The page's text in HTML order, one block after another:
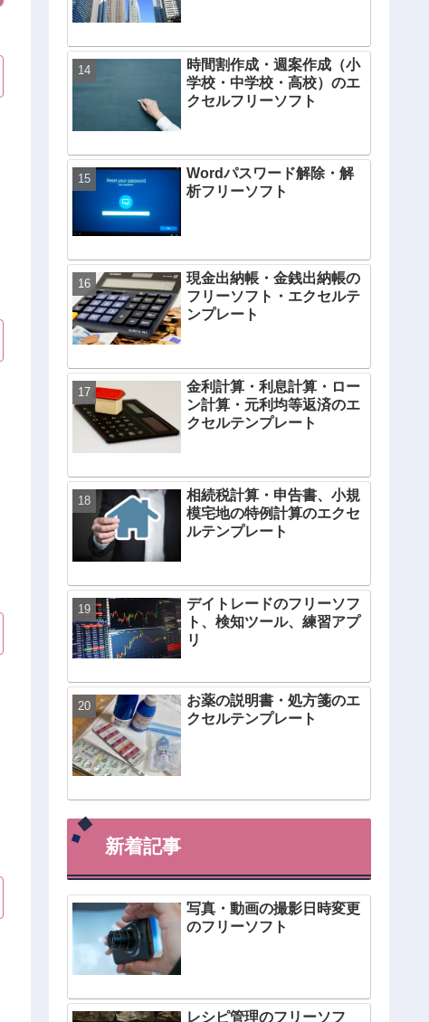
時間割作成・週案作成（小
学校・中学校・高校）のエ
クセルフリーソフト
Wordパスワード解除・解
析フリーソフト
現金出納帳・金銭出納帳の
フリーソフト・エクセルテ
ンプレート
金利計算・利息計算・ロー
ン計算・元利均等返済のエ
クセルテンプレート
相続税計算・申告書、小規
模宅地の特例計算のエクセ
ルテンプレート
デイトレードのフリーソフ
ト、検知ツール、練習アプ
リ
お薬の説明書・処方箋のエ
クセルテンプレート
新着記事
写真・動画の撮影日時変更
のフリーソフト
レシピ管理のフリーソフ